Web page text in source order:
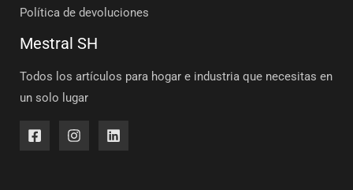
Política de devoluciones
Mestral SH
Todos los artículos para hogar e industria que necesitas en
un solo lugar